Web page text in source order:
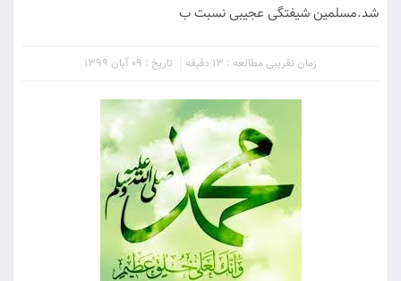
شد.مسلمین شیفتگی عجیبی نسبت ب
زمان تقریبی مطالعه : 13 دقیقه تاریخ : 09 آبان 1399